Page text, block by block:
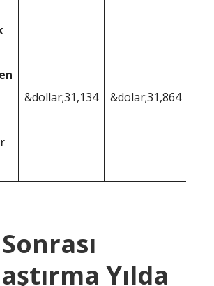
&dollar;31,134 &dolar;31,864
Yılda